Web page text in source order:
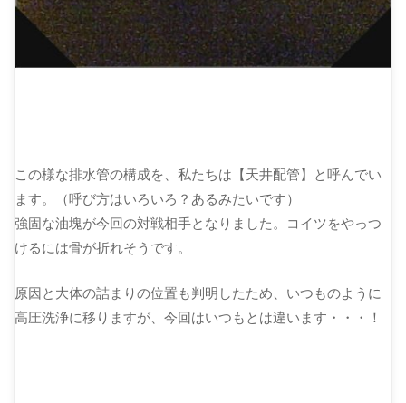
この様な排水管の構成を、私たちは【天井配管】と呼んでい
ます。（呼び方はいろいろ？あるみたいです）
強固な油塊が今回の対戦相手となりました。コイツをやっつ
けるには骨が折れそうです。
原因と大体の詰まりの位置も判明したため、いつものように
高圧洗浄に移りますが、今回はいつもとは違います・・・！